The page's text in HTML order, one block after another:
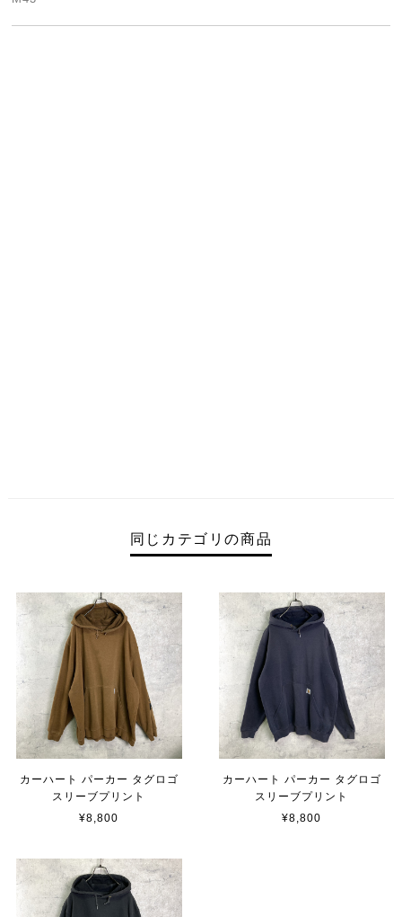
同じカテゴリの商品
カーハート パーカー タグロゴ
スリーブプリント
¥8,800
カーハート パーカー タグロゴ
スリーブプリント
¥8,800